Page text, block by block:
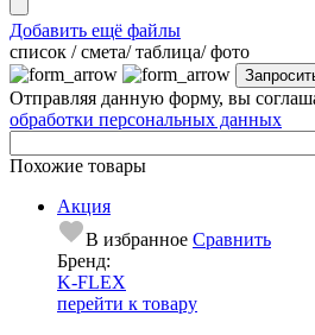
Добавить ещё файлы
cписок / смета/ таблица/ фото
Отправляя данную форму, вы
обработки персональных данных
Похожие товары
Акция
В избранное Сравнить
Бренд:
K-FLEX
перейти к товару